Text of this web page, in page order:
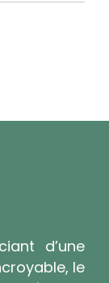
d’une
le